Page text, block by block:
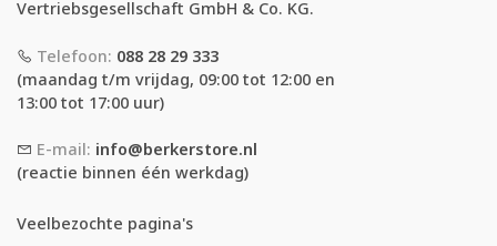
Vertriebsgesellschaft GmbH & Co. KG.
Telefoon: 088 28 29 333
(maandag t/m vrijdag, 09:00 tot 12:00 en
13:00 tot 17:00 uur)
E-mail: info@berkerstore.nl
(reactie binnen één werkdag)
Veelbezochte pagina's